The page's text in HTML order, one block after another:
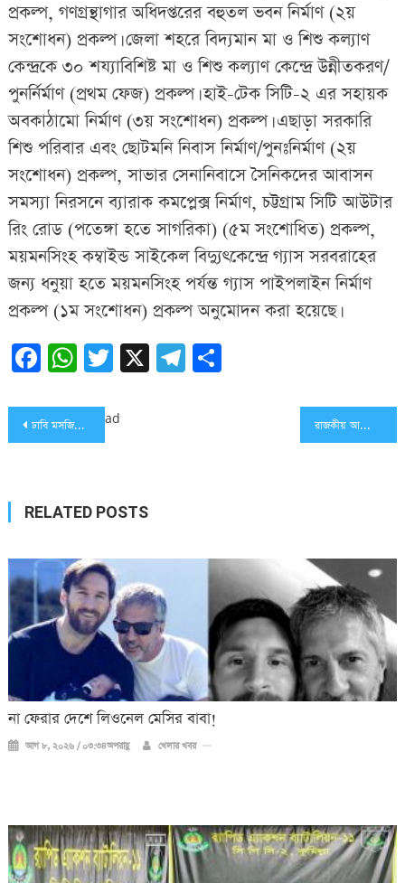
প্রকল্প, গণগ্রন্থাগার অধিদপ্তরের বহুতল ভবন নির্মাণ (২য়
সংশোধন) প্রকল্প। জেলা শহরে বিদ্যমান মা ও শিশু কল্যাণ
কেন্দ্রকে ৩০ শয্যাবিশিষ্ট মা ও শিশু কল্যাণ কেন্দ্রে উন্নীতকরণ/
পুনর্নির্মাণ (প্রথম ফেজ) প্রকল্প। হাই-টেক সিটি-২ এর সহায়ক
অবকাঠামো নির্মাণ (৩য় সংশোধন) প্রকল্প। এছাড়া সরকারি
শিশু পরিবার এবং ছোটমনি নিবাস নির্মাণ/পুনঃনির্মাণ (২য়
সংশোধন) প্রকল্প, সাভার সেনানিবাসে সৈনিকদের আবাসন
সমস্যা নিরসনে ব্যারাক কমপ্লেক্স নির্মাণ, চট্টগ্রাম সিটি আউটার
রিং রোড (পতেঙ্গা হতে সাগরিকা) (৫ম সংশোধিত) প্রকল্প,
ময়মনসিংহ কম্বাইন্ড সাইকেল বিদ্যুৎকেন্দ্রে গ্যাস সরবরাহের
জন্য ধনুয়া হতে ময়মনসিংহ পর্যন্ত গ্যাস পাইপলাইন নির্মাণ
প্রকল্প (১ম সংশোধন) প্রকল্প অনুমোদন করা হয়েছে।
Facebook
WhatsApp
Twitter
X Telegram
Share
Post
ঢাবি মসজিদে সাদিক কায়েমের বিয়ে, উপস্থিত ছিলেন জামায়াত আমির রাজকীয় আয়োজনে ব্রিটিশ পার্লামেন্টের অধিবেশন উদ্বোধন
ad
RELATED POSTS
না ফেরার দেশে লিওনেল মেসির বাবা!
আগ ৮, ২০২৬ / ০৩:৩৪অপরাহ্ণ খেলার খবর